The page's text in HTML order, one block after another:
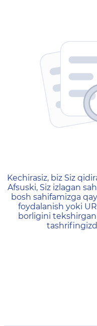
404 —
Kechirasiz, biz Siz
Afsuski, Siz izlagan
bosh sahifamizga
foydalanish yoki
borligini